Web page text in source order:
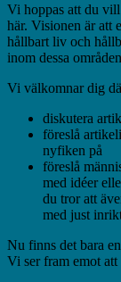
Vi hoppas att du
här. Visionen är att
hållbart liv och
inom dessa
Vi välkomnar dig
diskutera
föreslå
nyfiken på
föreslå
med idéer
du tror att
med just
Nu finns det bara
Vi ser fram emot